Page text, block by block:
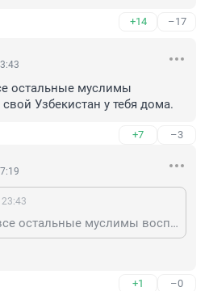
+14 –17
остальные муслимы
свой Узбекистан у тебя дома.
+7 –3
Так после этого и все остальные муслимы воспрянут и захотят свой Узбекистан у тебя дома.
+1 –0